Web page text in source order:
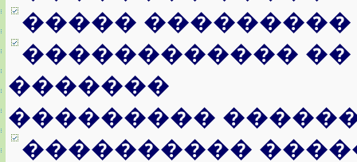
�����
������������
�������
���������
����������